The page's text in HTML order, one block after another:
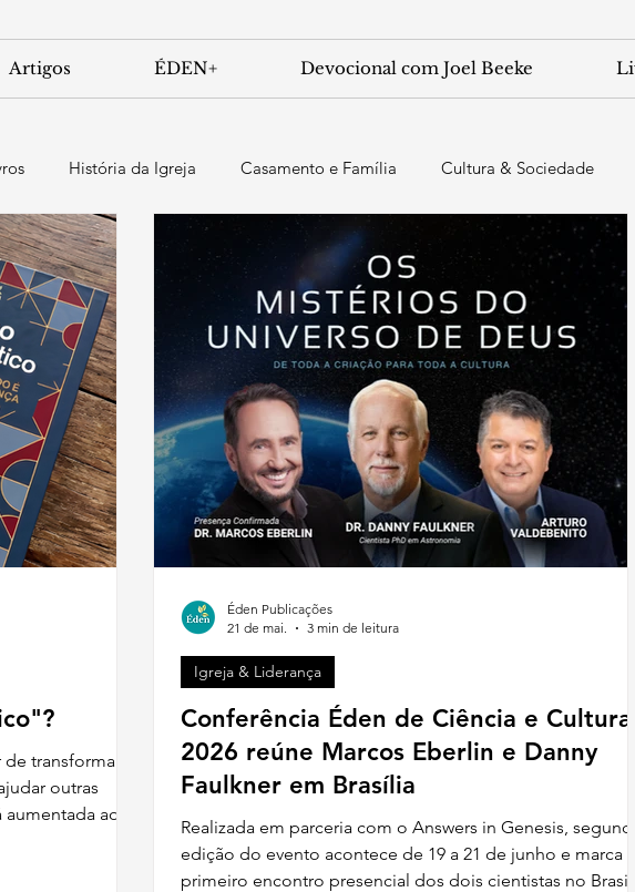
Artigos ÉDEN+ Devocional com Joel Beeke
História da Igreja Casamento e Família Cultura & Sociedade
transformar
outras
ao
Conferência Éden de Ciência e Cultura
2026 reúne Marcos Eberlin e Danny
Faulkner em Brasília
Realizada em parceria com o Answers in Genesis, segunda
edição do evento acontece de 19 a 21 de junho e marca o
primeiro encontro presencial dos dois cientistas no Brasil
Igreja & Liderança
Éden Publicações
21 de mai.
3 min de leitura